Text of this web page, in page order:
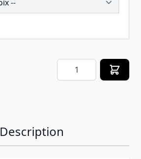
Quantité
Description